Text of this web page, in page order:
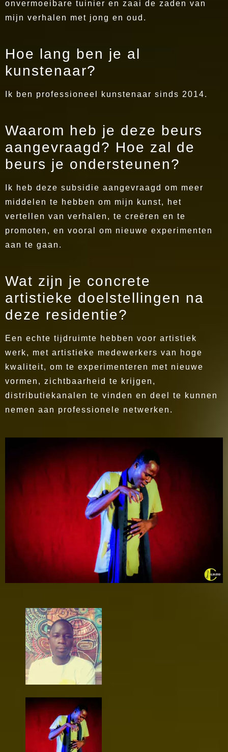
onvermoeibare tuinier en zaai de zaden van
mijn verhalen met jong en oud.
Hoe lang ben je al
kunstenaar?
Ik ben professioneel kunstenaar sinds 2014.
Waarom heb je deze beurs
aangevraagd? Hoe zal de
beurs je ondersteunen?
Ik heb deze subsidie aangevraagd om meer
middelen te hebben om mijn kunst, het
vertellen van verhalen, te creëren en te
promoten, en vooral om nieuwe experimenten
aan te gaan.
Wat zijn je concrete
artistieke doelstellingen na
deze residentie?
Een echte tijdruimte hebben voor artistiek
werk, met artistieke medewerkers van hoge
kwaliteit, om te experimenteren met nieuwe
vormen, zichtbaarheid te krijgen,
distributiekanalen te vinden en deel te kunnen
nemen aan professionele netwerken.